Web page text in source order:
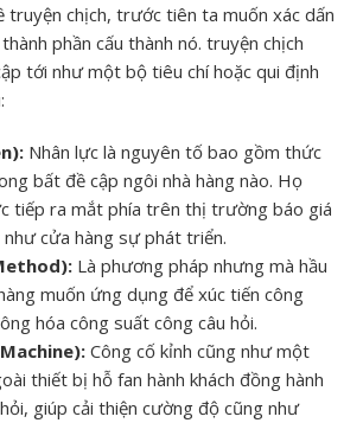
truyện chịch, trước tiên ta muốn xác dấn
phần cấu thành nó. truyện chịch
tới như một bộ tiêu chí hoặc qui định
Nhân lực là nguyên tố bao gồm thức
bất đề cập ngôi nhà hàng nào. Họ
tiếp ra mắt phía trên thị trường báo giá
cửa hàng sự phát triển.
Là phương pháp nhưng mà hầu
muốn ứng dụng để xúc tiến công
hóa công suất công câu hỏi.
Công cố kỉnh cũng như một
thiết bị hỗ fan hành khách đồng hành
giúp cải thiện cường độ cũng như